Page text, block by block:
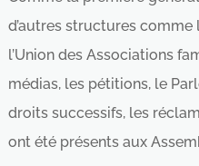
d’autres structures comme
l’Union des Associations
médias, les pétitions, le
droits successifs, les
ont été présents aux